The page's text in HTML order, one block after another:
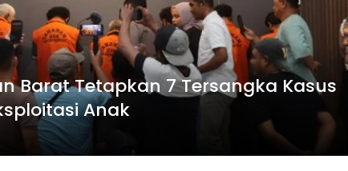
Barat Tetapkan 7 Tersangka Kasus
Anak